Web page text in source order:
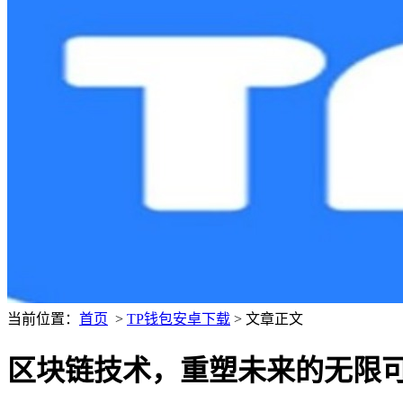
当前位置： 首页 > TP钱包安卓下载 > 文章正文
区块链技术，重塑未来的无限